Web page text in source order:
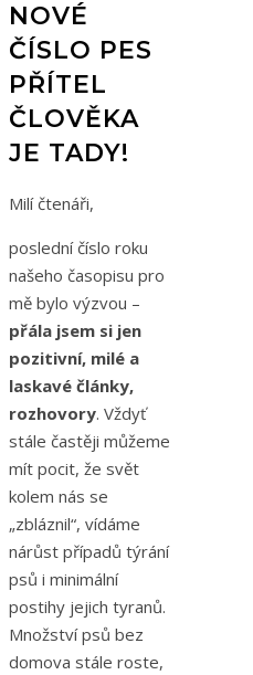
NOVÉ
ČÍSLO PES
PŘÍTEL
ČLOVĚKA
JE TADY!
Milí čtenáři,
poslední číslo roku
našeho časopisu pro
mě bylo výzvou –
přála jsem si jen
pozitivní, milé a
laskavé články,
rozhovory. Vždyť
stále častěji můžeme
mít pocit, že svět
kolem nás se
„zbláznil“, vídáme
nárůst případů týrání
psů i minimální
postihy jejich tyranů.
Množství psů bez
domova stále roste,